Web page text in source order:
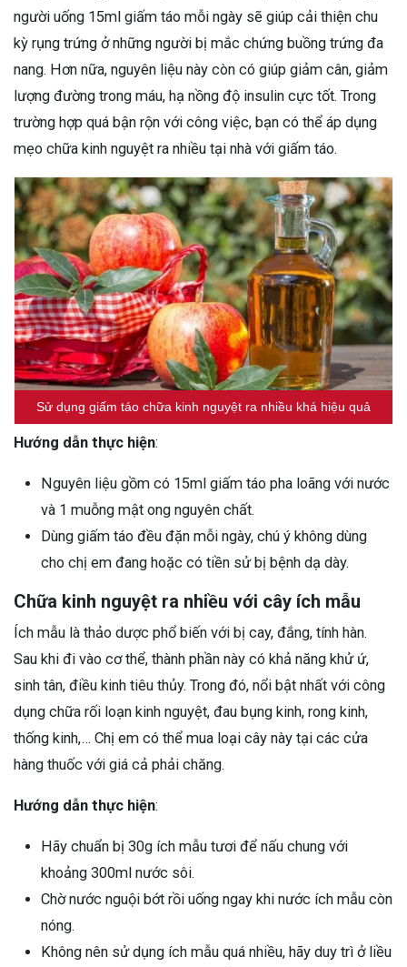
người uống 15ml giấm táo mỗi ngày sẽ giúp cải thiện chu
kỳ rụng trứng ở những người bị mắc chứng buồng trứng đa
nang. Hơn nữa, nguyên liệu này còn có giúp giảm cân, giảm
lượng đường trong máu, hạ nồng độ insulin cực tốt. Trong
trường hợp quá bận rộn với công việc, bạn có thể áp dụng
mẹo chữa kinh nguyệt ra nhiều tại nhà với giấm táo.
Sử dụng giấm táo chữa kinh nguyệt ra nhiều khá hiệu quả
Hướng dẫn thực hiện:
Nguyên liệu gồm có 15ml giấm táo pha loãng với nước
và 1 muỗng mật ong nguyên chất.
Dùng giấm táo đều đặn mỗi ngày, chú ý không dùng
cho chị em đang hoặc có tiền sử bị bệnh dạ dày.
Chữa kinh nguyệt ra nhiều với cây ích mẫu
Ích mẫu là thảo dược phổ biến với bị cay, đắng, tính hàn.
Sau khi đi vào cơ thể, thành phần này có khả năng khử ứ,
sinh tân, điều kinh tiêu thủy. Trong đó, nổi bật nhất với công
dụng chữa rối loạn kinh nguyệt, đau bụng kinh, rong kinh,
thống kinh,… Chị em có thể mua loại cây này tại các cửa
hàng thuốc với giá cả phải chăng.
Hướng dẫn thực hiện:
Hãy chuẩn bị 30g ích mẫu tươi để nấu chung với
khoảng 300ml nước sôi.
Chờ nước nguội bớt rồi uống ngay khi nước ích mẫu còn
nóng.
Không nên sử dụng ích mẫu quá nhiều, hãy duy trì ở liều